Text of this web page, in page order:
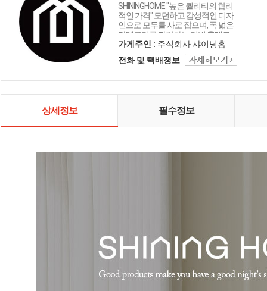
SHININGHOME "높은 퀄리티외 합리
적인 가격" 모던하고 감성적인 디자
인으로 모두를 사로 잡으며, 폭 넓은
카테고리를 자랑하는 리빙 홈데코
인테리어 샤이닝홈입니다.
가게주인 : 주식회사 샤이닝홈
전화 및 택배정보
상세정보 필수정보